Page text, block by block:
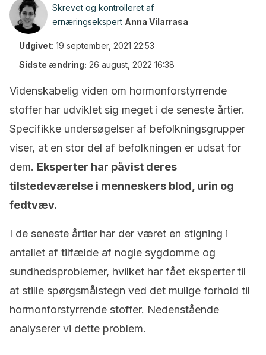
Skrevet og kontrolleret af
ernæringsekspert Anna Vilarrasa
Udgivet: 19 september, 2021 22:53
Sidste ændring: 26 august, 2022 16:38
Videnskabelig viden om hormonforstyrrende
stoffer har udviklet sig meget i de seneste årtier.
Specifikke undersøgelser af befolkningsgrupper
viser, at en stor del af befolkningen er udsat for
dem. Eksperter har påvist deres
tilstedeværelse i menneskers blod, urin og
fedtvæv.
I de seneste årtier har der været en stigning i
antallet af tilfælde af nogle sygdomme og
sundhedsproblemer, hvilket har fået eksperter til
at stille spørgsmålstegn ved det mulige forhold til
hormonforstyrrende stoffer. Nedenstående
analyserer vi dette problem.